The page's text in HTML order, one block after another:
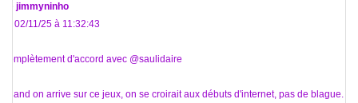
jimmyninho
Le 02/11/25 à 11:32:43
Complètement d'accord avec @saulidaire
Quand on arrive sur ce jeux, on se croirait aux débuts d'internet, pas de blague.